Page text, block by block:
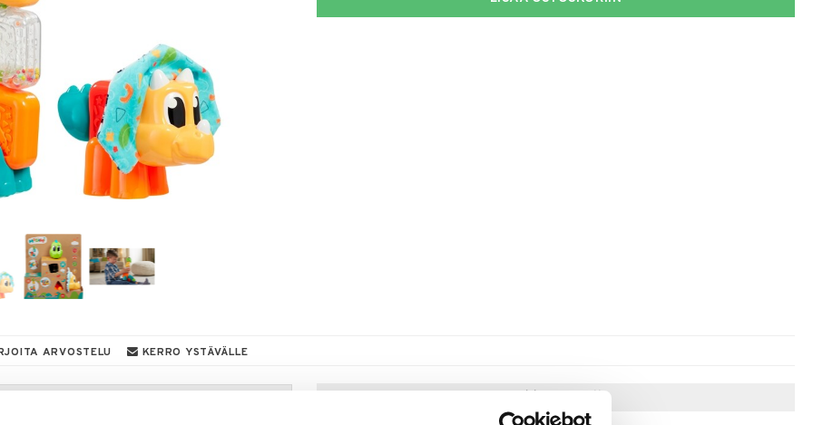
ARVOSTELU KERRO YSTÄVÄLLE
Vinkkejä sinulle